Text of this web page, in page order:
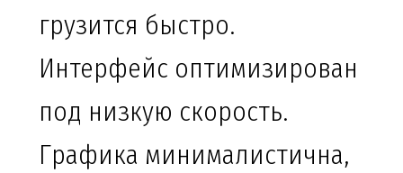
грузится быстро.
Интерфейс оптимизирован
под низкую скорость.
Графика минималистична,